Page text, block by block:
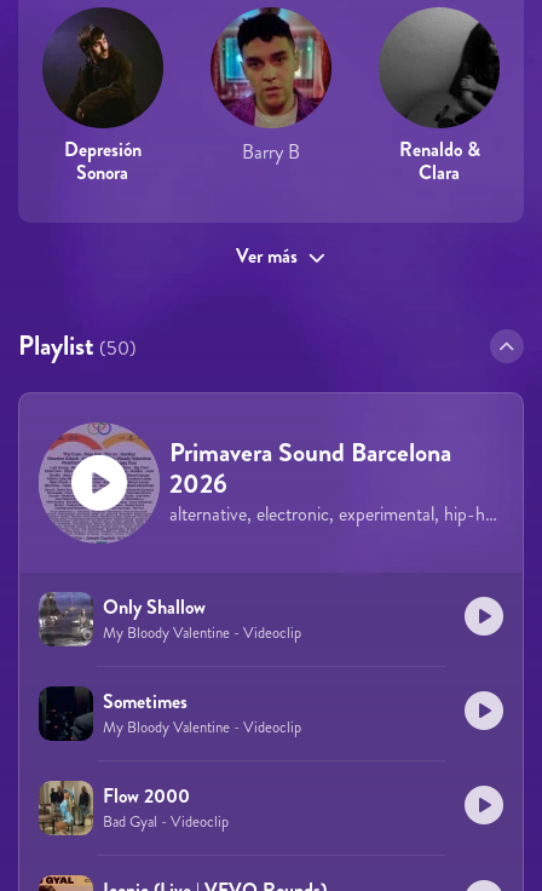
Depresión
Sonora
Barry B
Renaldo &
Clara
Ver más
Playlist (50)
Primavera Sound Barcelona
2026
alternative, electronic, experimental, hip-hop, rock, indie, pop
Only Shallow
My Bloody Valentine - Videoclip
Sometimes
My Bloody Valentine - Videoclip
Flow 2000
Bad Gyal - Videoclip